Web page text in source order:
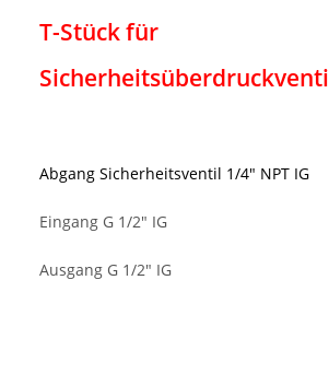
T-Stück für
Abgang Sicherheitsventil 1/4" NPT IG
Eingang G 1/2" IG
Ausgang G 1/2" IG